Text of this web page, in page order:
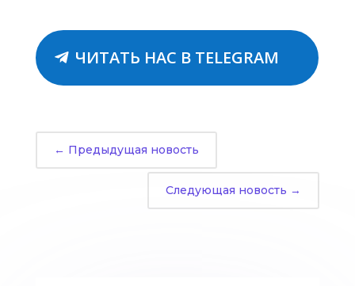
ЧИТАТЬ НАС В TELEGRAM
← Предыдущая новость
Следующая новость →